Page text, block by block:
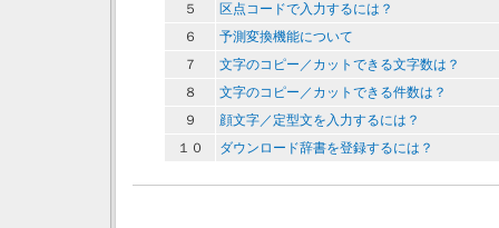
５
区点コードで入力するには？
６
予測変換機能について
７
文字のコピー／カットできる文字数は？
８
文字のコピー／カットできる件数は？
９
顔文字／定型文を入力するには？
１０
ダウンロード辞書を登録するには？